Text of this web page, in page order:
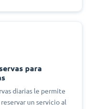
para
diarias le permite
un servicio al